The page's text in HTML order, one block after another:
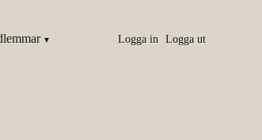
Logga in Logga ut